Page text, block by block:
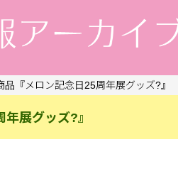
『メロン記念日25周年展グッズ?』
展グッズ?』